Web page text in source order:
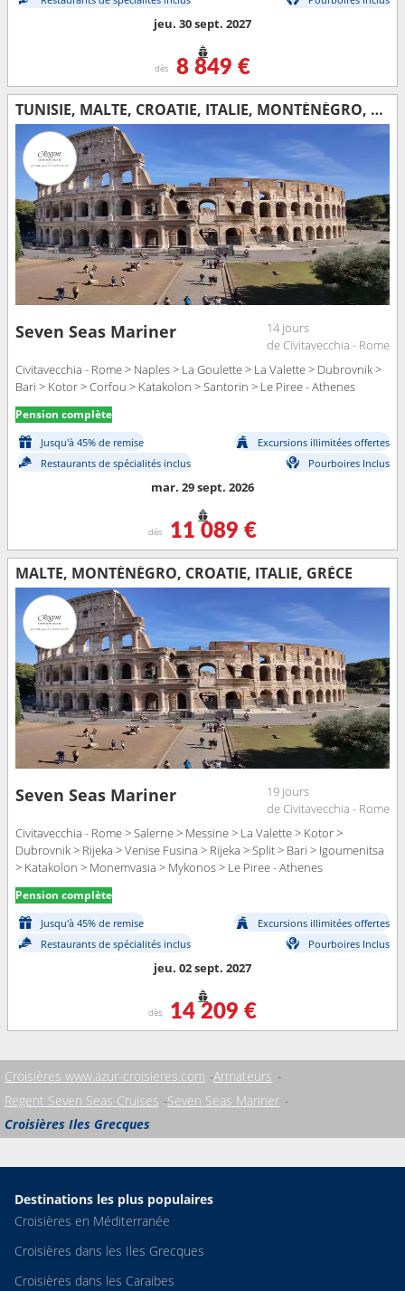
jeu. 30 sept. 2027
dès 8 849 €
TUNISIE, MALTE, CROATIE, ITALIE, MONTÉNÉGRO, GRÈCE
Seven Seas Mariner
14 jours
de Civitavecchia - Rome
Civitavecchia - Rome > Naples > La Goulette > La Valette > Dubrovnik >
Bari > Kotor > Corfou > Katakolon > Santorin > Le Piree - Athenes
Pension complète
Jusqu'à 45% de remise
Excursions illimitées offertes
Restaurants de spécialités inclus
Pourboires Inclus
mar. 29 sept. 2026
dès 11 089 €
MALTE, MONTÉNÉGRO, CROATIE, ITALIE, GRÈCE
Seven Seas Mariner
19 jours
de Civitavecchia - Rome
Civitavecchia - Rome > Salerne > Messine > La Valette > Kotor >
Dubrovnik > Rijeka > Venise Fusina > Rijeka > Split > Bari > Igoumenitsa
> Katakolon > Monemvasia > Mykonos > Le Piree - Athenes
Pension complète
Jusqu'à 45% de remise
Excursions illimitées offertes
Restaurants de spécialités inclus
Pourboires Inclus
jeu. 02 sept. 2027
dès 14 209 €
Croisières www.azur-croisieres.com Armateurs
Regent Seven Seas Cruises Seven Seas Mariner
Croisières Iles Grecques
Destinations les plus populaires
Croisières en Méditerranée
Croisières dans les Iles Grecques
Croisières dans les Caraibes